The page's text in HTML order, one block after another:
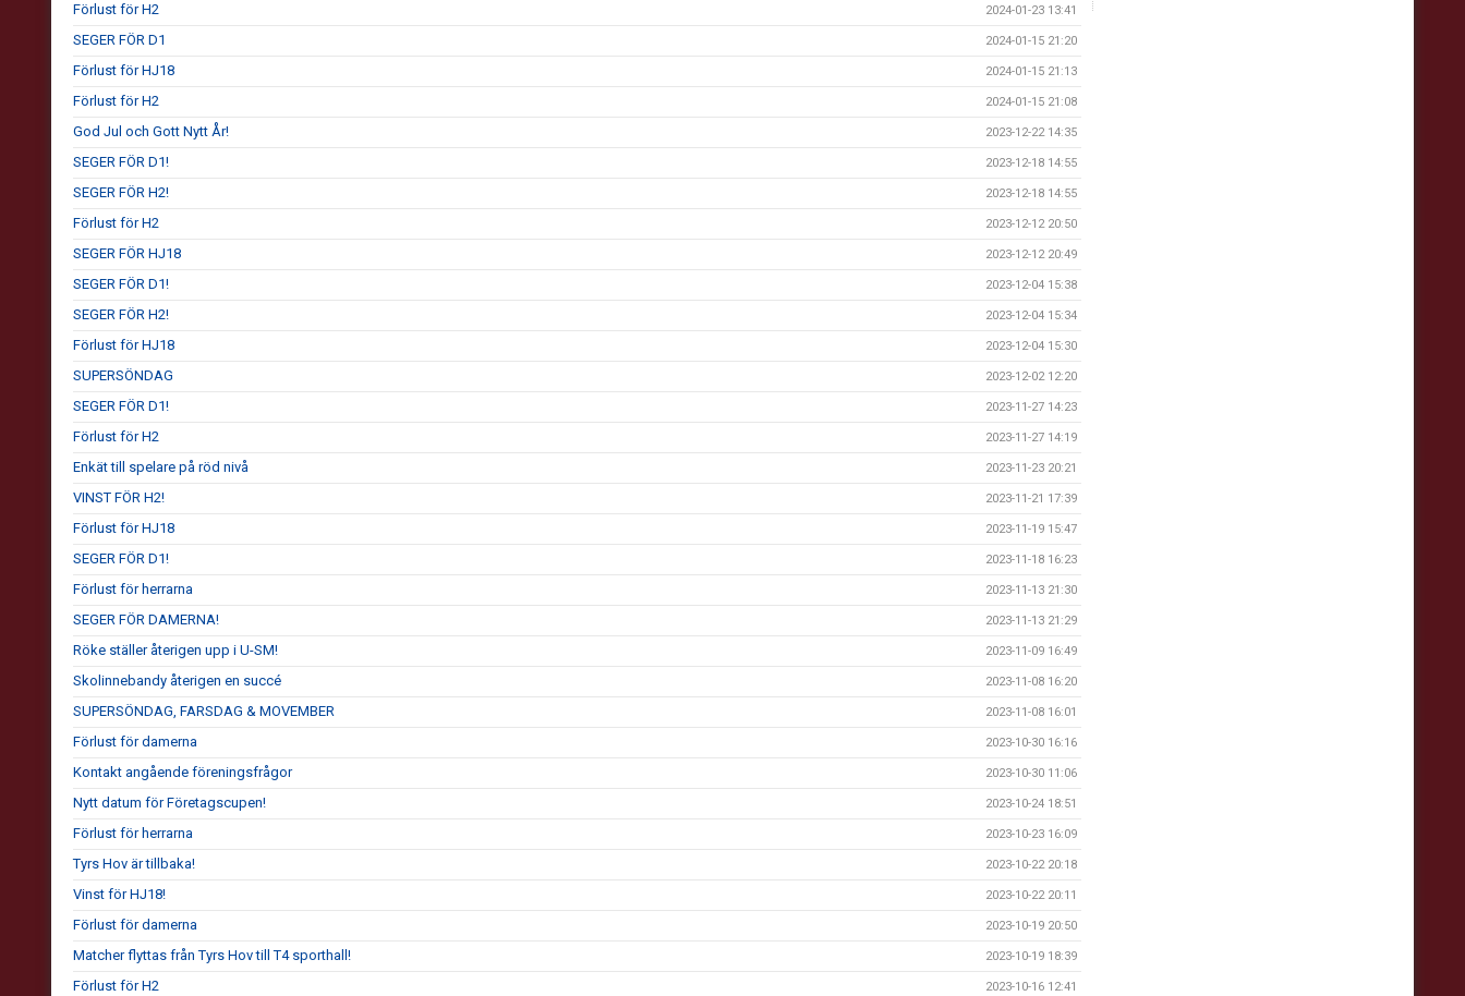
Förlust för H2 2024-01-23 13:41
SEGER FÖR D1 2024-01-15 21:20
Förlust för HJ18 2024-01-15 21:13
Förlust för H2 2024-01-15 21:08
God Jul och Gott Nytt År! 2023-12-22 14:35
SEGER FÖR D1! 2023-12-18 14:55
SEGER FÖR H2! 2023-12-18 14:55
Förlust för H2 2023-12-12 20:50
SEGER FÖR HJ18 2023-12-12 20:49
SEGER FÖR D1! 2023-12-04 15:38
SEGER FÖR H2! 2023-12-04 15:34
Förlust för HJ18 2023-12-04 15:30
SUPERSÖNDAG 2023-12-02 12:20
SEGER FÖR D1! 2023-11-27 14:23
Förlust för H2 2023-11-27 14:19
Enkät till spelare på röd nivå 2023-11-23 20:21
VINST FÖR H2! 2023-11-21 17:39
Förlust för HJ18 2023-11-19 15:47
SEGER FÖR D1! 2023-11-18 16:23
Förlust för herrarna 2023-11-13 21:30
SEGER FÖR DAMERNA! 2023-11-13 21:29
Röke ställer återigen upp i U-SM! 2023-11-09 16:49
Skolinnebandy återigen en succé 2023-11-08 16:20
SUPERSÖNDAG, FARSDAG & MOVEMBER 2023-11-08 16:01
Förlust för damerna 2023-10-30 16:16
Kontakt angående föreningsfrågor 2023-10-30 11:06
Nytt datum för Företagscupen! 2023-10-24 18:51
Förlust för herrarna 2023-10-23 16:09
Tyrs Hov är tillbaka! 2023-10-22 20:18
Vinst för HJ18! 2023-10-22 20:11
Förlust för damerna 2023-10-19 20:50
Matcher flyttas från Tyrs Hov till T4 sporthall! 2023-10-19 18:39
Förlust för H2 2023-10-16 12:41